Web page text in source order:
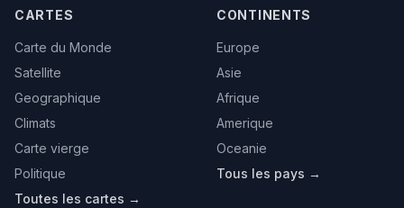
CARTES
Carte du Monde
Satellite
Geographique
Climats
Carte vierge
Politique
Toutes les cartes →
CONTINENTS
Europe
Asie
Afrique
Amerique
Oceanie
Tous les pays →